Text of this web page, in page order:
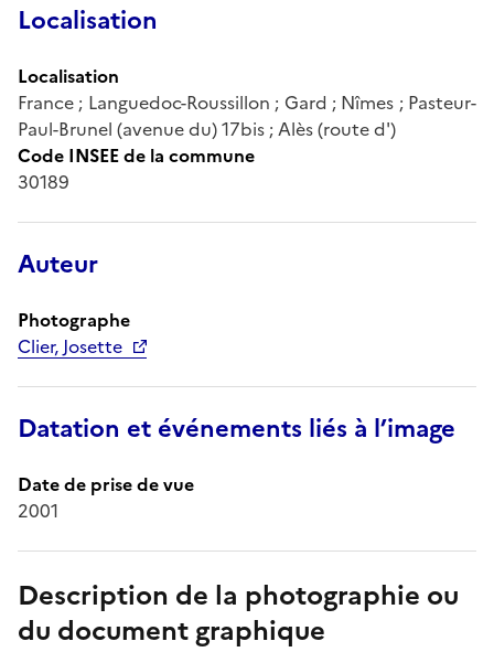
Localisation
Localisation
France ; Languedoc-Roussillon ; Gard ; Nîmes ; Pasteur-
Paul-Brunel (avenue du) 17bis ; Alès (route d')
Code INSEE de la commune
30189
Auteur
Photographe
Clier, Josette
Datation et événements liés à l’image
Date de prise de vue
2001
Description de la photographie ou
du document graphique